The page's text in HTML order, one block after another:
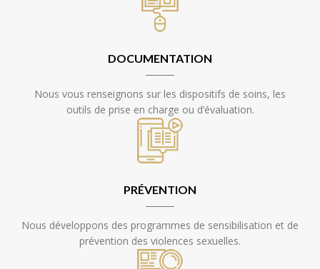
DOCUMENTATION
Nous vous renseignons sur les dispositifs de soins, les
outils de prise en charge ou d’évaluation.
PRÉVENTION
Nous développons des programmes de sensibilisation et de
prévention des violences sexuelles.